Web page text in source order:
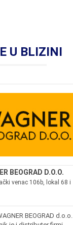
U BLIZINI
BEOGRAD D.O.O.
venac 106b, lokal 68 i
BEOGRAD d.o.o.